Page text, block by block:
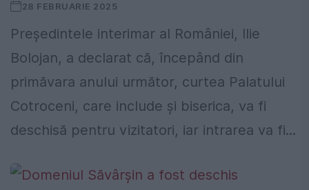
28 FEBRUARIE 2025
Președintele interimar al României, Ilie
Bolojan, a declarat că, începând din
primăvara anului următor, curtea Palatului
Cotroceni, care include și biserica, va fi
deschisă pentru vizitatori, iar intrarea va fi...